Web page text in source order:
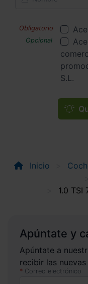
S.L.
Inicio
1.0 TSI
Apúntate y
Apúntate a
recibir las
Correo electrónico